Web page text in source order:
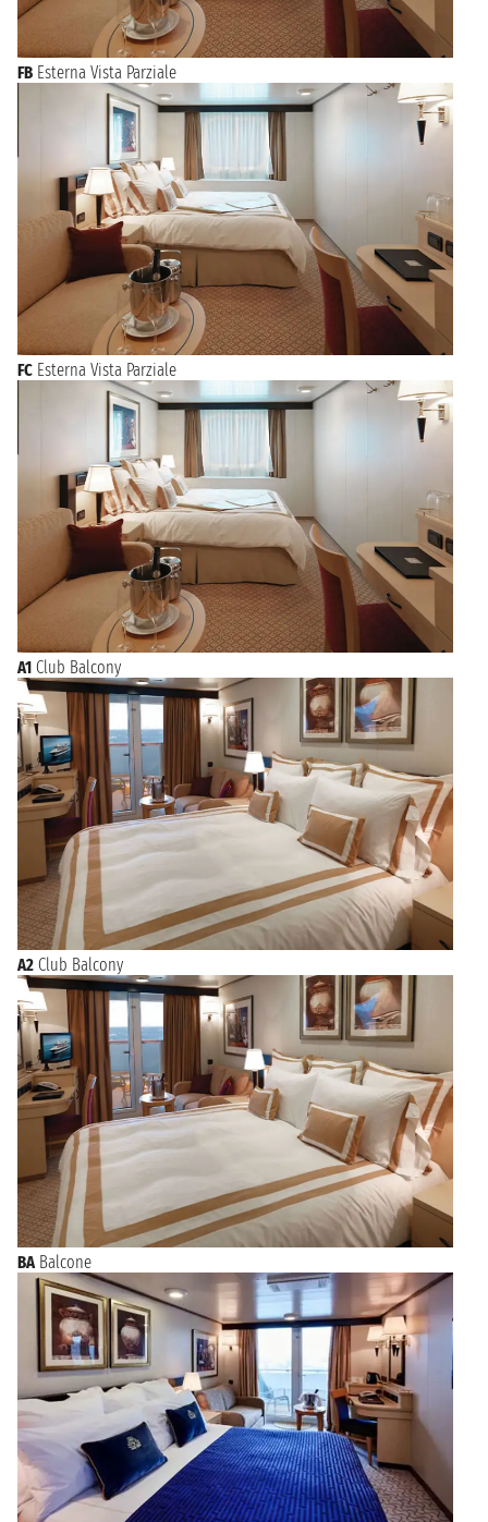
FB Esterna Vista Parziale
FC Esterna Vista Parziale
A1 Club Balcony
A2 Club Balcony
BA Balcone